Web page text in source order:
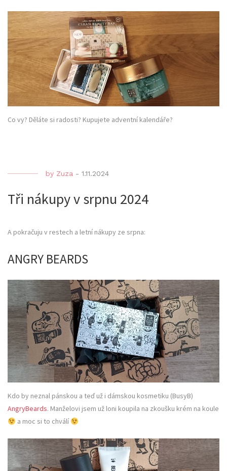
Co vy? Děláte si radosti? Kupujete adventní kalendáře?
by Zuza - 1.11.2024
Tři nákupy v srpnu 2024
A pokračuju v restech a letní nákupy ze srpna:
ANGRY BEARDS
Kdo by neznal pánskou a teď už i dámskou kosmetiku (BusyB)
AngryBeards. Manželovi jsem už loni koupila na zkoušku krém na koule
a moc si to chválí